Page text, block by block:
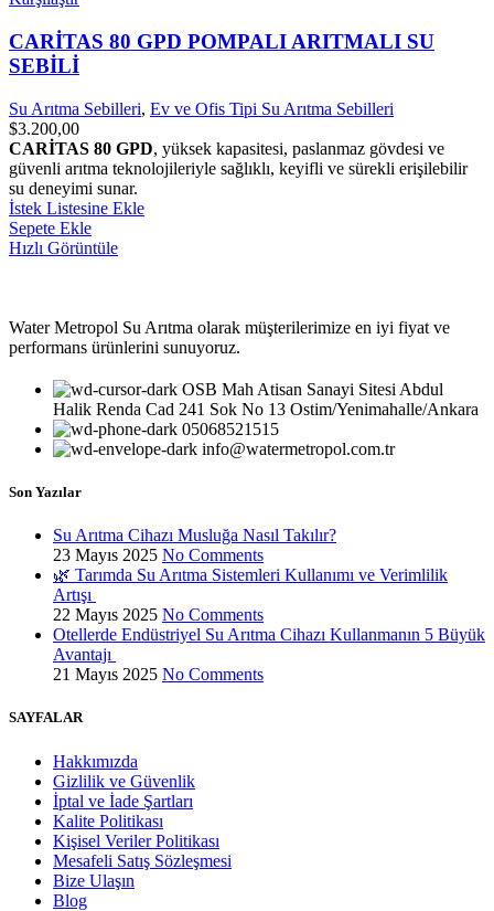
CARİTAS 80 GPD POMPALI ARITMALI SU
SEBİLİ
Su Arıtma Sebilleri, Ev ve Ofis Tipi Su Arıtma Sebilleri
$3.200,00
CARİTAS 80 GPD, yüksek kapasitesi, paslanmaz gövdesi ve
güvenli arıtma teknolojileriyle sağlıklı, keyifli ve sürekli erişilebilir
su deneyimi sunar.
İstek Listesine Ekle
Sepete Ekle
Hızlı Görüntüle
Water Metropol Su Arıtma olarak müşterilerimize en iyi fiyat ve
performans ürünlerini sunuyoruz.
OSB Mah Atisan Sanayi Sitesi Abdul
Halik Renda Cad 241 Sok No 13 Ostim/Yenimahalle/Ankara
05068521515
info@watermetropol.com.tr
Son Yazılar
Su Arıtma Cihazı Musluğa Nasıl Takılır?
23 Mayıs 2025 No Comments
🌿 Tarımda Su Arıtma Sistemleri Kullanımı ve Verimlilik
Artışı
22 Mayıs 2025 No Comments
Otellerde Endüstriyel Su Arıtma Cihazı Kullanmanın 5 Büyük
Avantajı
21 Mayıs 2025 No Comments
SAYFALAR
Hakkımızda
Gizlilik ve Güvenlik
İptal ve İade Şartları
Kalite Politikası
Kişisel Veriler Politikası
Mesafeli Satış Sözleşmesi
Bize Ulaşın
Blog